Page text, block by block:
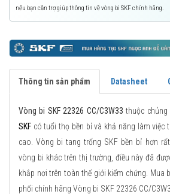
nếu bạn cần trợ giúp thông tin về vòng bi SKF chính hãng.
Thông tin sản phẩm Datasheet
Vòng bi SKF 22326 CC/C3W33 thuộc chủng
SKF có tuổi thọ bền bỉ và khả năng làm việc
cao. Vòng bi tang trống SKF bền bỉ hơn
vòng bi khác trên thị trường, điều này đã
khắp nơi trên toàn thế giới kiểm chứng. Mua
phối chính hãng Vòng bi SKF 22326 CC/